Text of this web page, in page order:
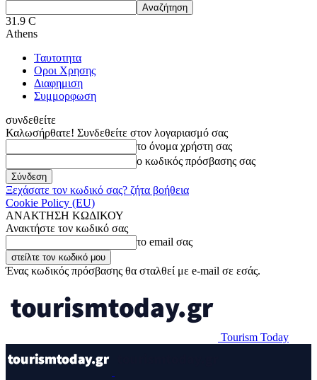
31.9 C
Athens
Ταυτοτητα
Οροι Χρησης
Διαφημιση
Συμμορφωση
συνδεθείτε
Καλωσήρθατε! Συνδεθείτε στον λογαριασμό σας
το όνομα χρήστη σας
ο κωδικός πρόσβασης σας
Ξεχάσατε τον κωδικό σας? ζήτα βοήθεια
Cookie Policy (EU)
ΑΝΑΚΤΗΣΗ ΚΩΔΙΚΟΥ
Ανακτήστε τον κωδικό σας
το email σας
Ένας κωδικός πρόσβασης θα σταλθεί με e-mail σε εσάς.
Tourism Today